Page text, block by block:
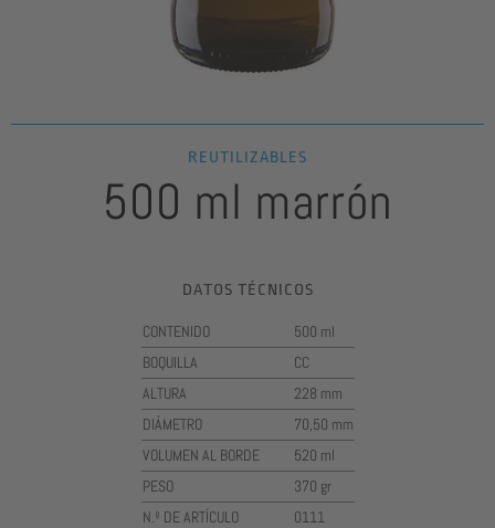
REUTILIZABLES
500 ml marrón
DATOS TÉCNICOS
CONTENIDO
500 ml
BOQUILLA
CC
ALTURA
228 mm
DIÁMETRO
70,50 mm
VOLUMEN AL BORDE
520 ml
PESO
370 gr
N.º DE ARTÍCULO
0111